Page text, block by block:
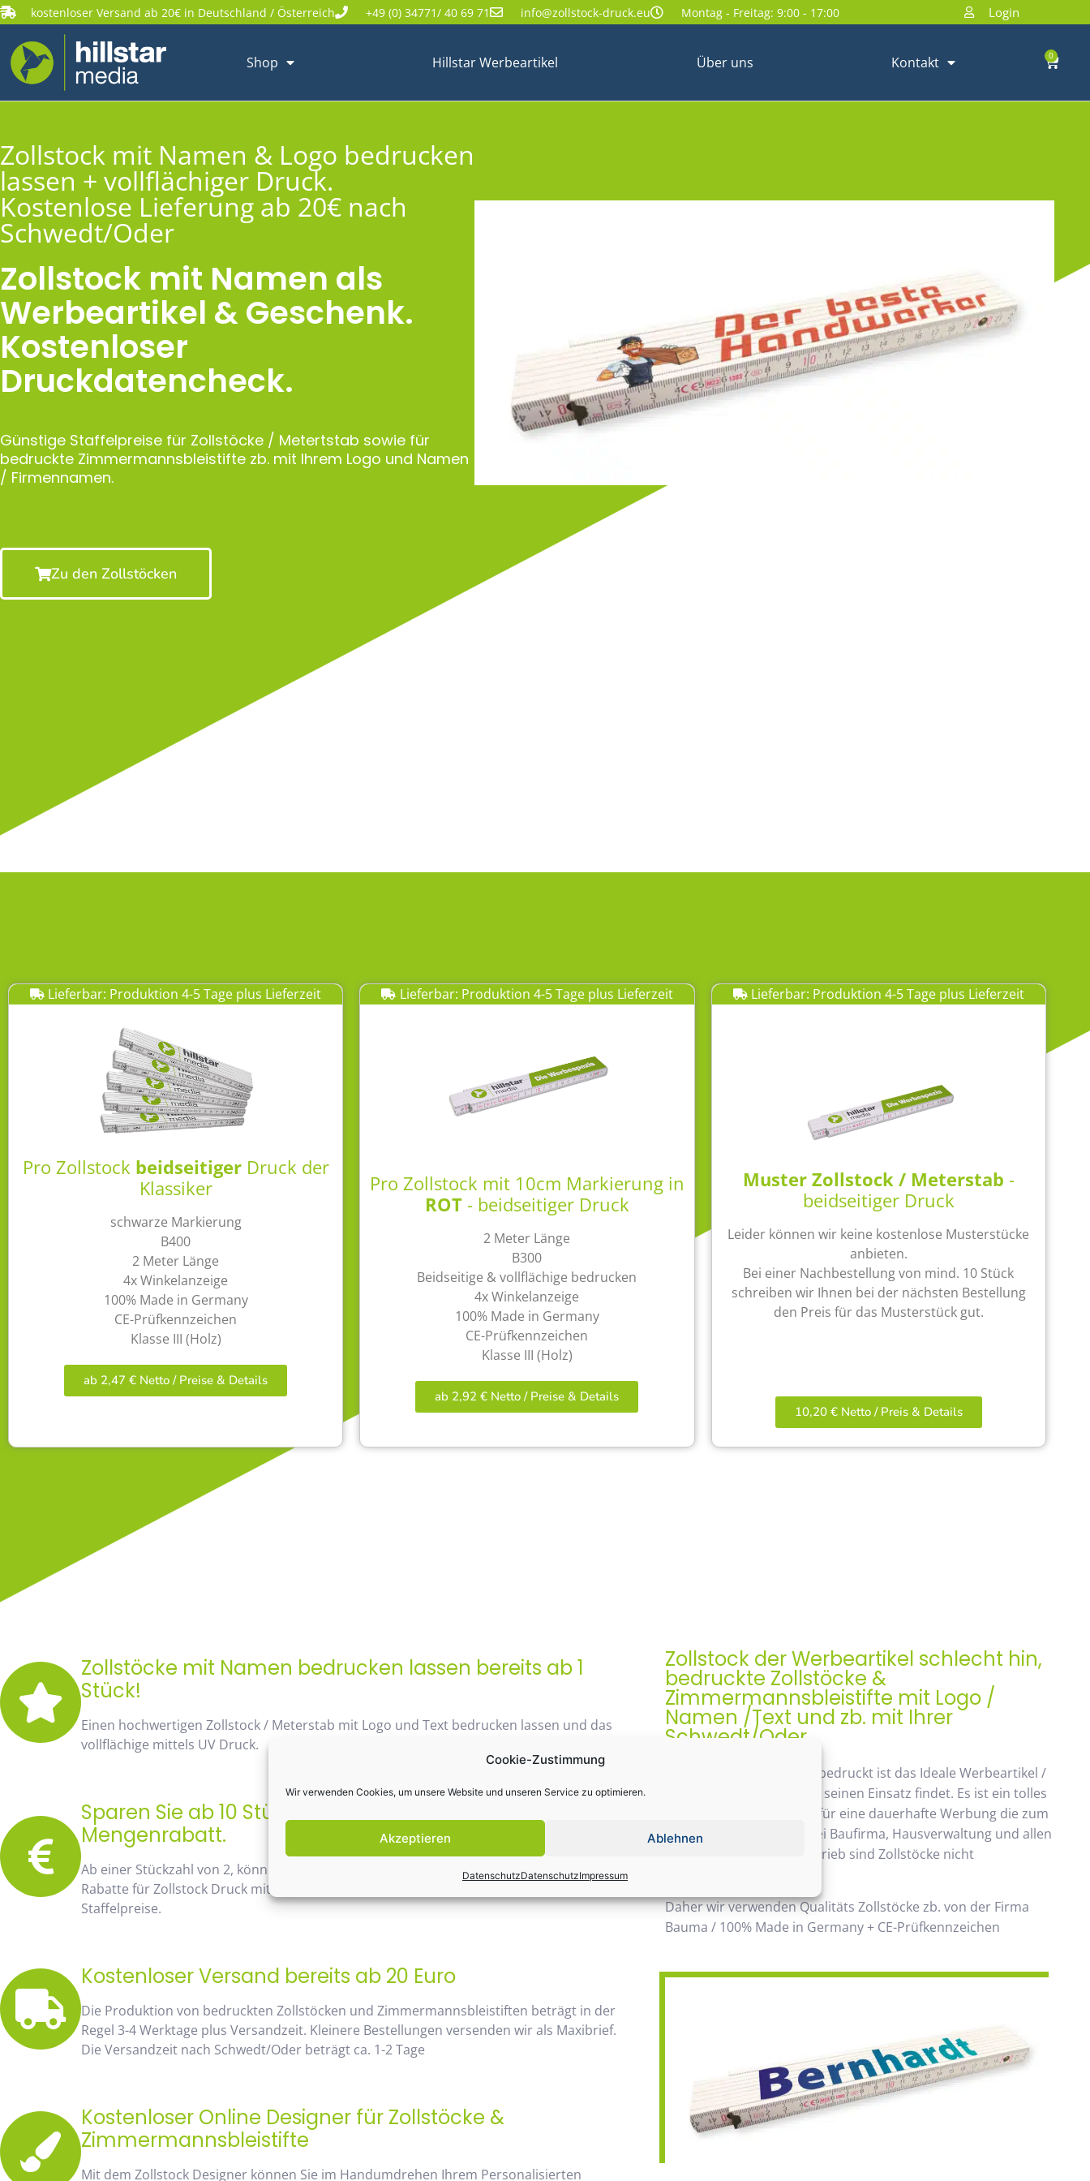
Cookie-Zustimmung
Wir verwenden Cookies, um unsere Website und unseren Service zu optimieren.
Akzeptieren Ablehnen
DatenschutzDatenschutzImpressum
kostenloser Versand ab 20€ in Deutschland / Österreich +49 (0) 34771/ 40 69 71 info@zollstock-druck.eu Montag - Freitag: 9:00 - 17:00 Login
Shop Hillstar Werbeartikel Über uns Kontakt 0
Zollstock mit Namen & Logo bedrucken
lassen + vollflächiger Druck.
Kostenlose Lieferung ab 20€ nach
Schwedt/Oder
Zollstock mit Namen als
Werbeartikel & Geschenk.
Kostenloser
Druckdatencheck.
Günstige Staffelpreise für Zollstöcke / Metertstab sowie für
bedruckte Zimmermannsbleistifte zb. mit Ihrem Logo und Namen
/ Firmennamen.
Zu den Zollstöcken
Lieferbar: Produktion 4-5 Tage plus Lieferzeit
Pro Zollstock beidseitiger Druck der
Klassiker
schwarze Markierung
B400
2 Meter Länge
4x Winkelanzeige
100% Made in Germany
CE-Prüfkennzeichen
Klasse III (Holz)
ab 2,47 € Netto / Preise & Details
Lieferbar: Produktion 4-5 Tage plus Lieferzeit
Pro Zollstock mit 10cm Markierung in
ROT- beidseitiger Druck
2 Meter Länge
B300
Beidseitige & vollflächige bedrucken
4x Winkelanzeige
100% Made in Germany
CE-Prüfkennzeichen
Klasse III (Holz)
ab 2,92 € Netto / Preise & Details
Lieferbar: Produktion 4-5 Tage plus Lieferzeit
Muster Zollstock / Meterstab -
beidseitiger Druck
Leider können wir keine kostenlose Musterstücke
anbieten.
Bei einer Nachbestellung von mind. 10 Stück
schreiben wir Ihnen bei der nächsten Bestellung
den Preis für das Musterstück gut.
10,20 € Netto / Preis & Details
Zollstöcke mit Namen bedrucken lassen bereits ab 1
Stück!
Einen hochwertigen Zollstock / Meterstab mit Logo und Text bedrucken lassen und das
vollflächige mittels UV Druck.
Sparen Sie ab 10 Stück fast 48% mit unserem
Mengenrabatt.
Ab einer Stückzahl von 2, können Sie bereits von unserem Mengenrabatt profitieren. Die
Rabatte für Zollstock Druck mit Namen und Logo, sehen Sie sofort anhand der
Staffelpreise.
Kostenloser Versand bereits ab 20 Euro
Die Produktion von bedruckten Zollstöcken und Zimmermannsbleistiften beträgt in der
Regel 3-4 Werktage plus Versandzeit. Kleinere Bestellungen versenden wir als Maxibrief.
Die Versandzeit nach Schwedt/Oder beträgt ca. 1-2 Tage
Kostenloser Online Designer für Zollstöcke &
Zimmermannsbleistifte
Mit dem Zollstock Designer können Sie im Handumdrehen Ihrem Personalisierten
Zollstock der Werbeartikel schlecht hin,
bedruckte Zollstöcke &
Zimmermannsbleistifte mit Logo /
Namen /Text und zb. mit Ihrer
Schwedt/Oder
Der Zollstock, Meterstab bedruckt ist das Ideale Werbeartikel /
Werbegeschenk der auch seinen Einsatz findet. Es ist ein tolles
& praktisches Geschenk, für eine dauerhafte Werbung die zum
Einsatz kommt. Beliebt bei Baufirma, Hausverwaltung und allen
möglichen Handwerksbetrieb sind Zollstöcke nicht
Daher wir verwenden Qualitäts Zollstöcke zb. von der Firma
Bauma / 100% Made in Germany + CE-Prüfkennzeichen